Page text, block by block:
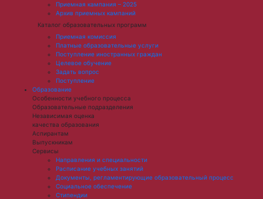
Приемная кампания – 2025
Архив приемных кампаний
Каталог образовательных программ
Приемная комиссия
Платные образовательные услуги
Поступление иностранных граждан
Целевое обучение
Задать вопрос
Поступление
Образование
Особенности учебного процесса
Образовательные подразделения
Независимая оценка
качества образования
Аспирантам
Выпускникам
Сервисы
Направления и специальности
Расписание учебных занятий
Документы, регламентирующие образовательный процесс
Социальное обеспечение
Стипендии